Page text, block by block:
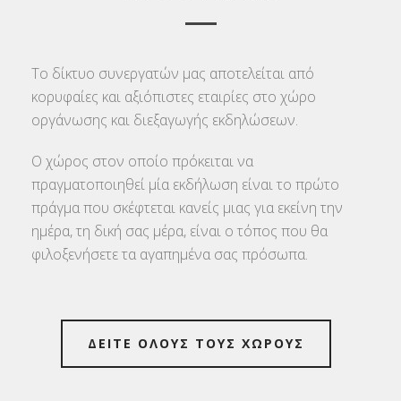
Το δίκτυο συνεργατών μας αποτελείται από
κορυφαίες και αξιόπιστες εταιρίες στο χώρο
οργάνωσης και διεξαγωγής εκδηλώσεων.
Ο χώρος στον οποίο πρόκειται να
πραγματοποιηθεί μία εκδήλωση είναι το πρώτο
πράγμα που σκέφτεται κανείς μιας για εκείνη την
ημέρα, τη δική σας μέρα, είναι ο τόπος που θα
φιλοξενήσετε τα αγαπημένα σας πρόσωπα.
ΔΕΙΤΕ ΟΛΟΥΣ ΤΟΥΣ ΧΩΡΟΥΣ